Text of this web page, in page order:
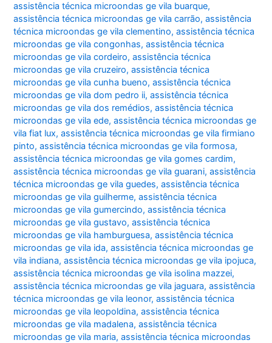
assistência técnica microondas ge vila buarque,
assistência técnica microondas ge vila carrão,assistência
técnica microondas ge vila clementino,assistência técnica
microondas ge vila congonhas,assistência técnica
microondas ge vila cordeiro,assistência técnica
microondas ge vila cruzeiro,assistência técnica
microondas ge vila cunha bueno,assistência técnica
microondas ge vila dom pedro ii,assistência técnica
microondas ge vila dos remédios,assistência técnica
microondas ge vila ede,assistência técnica microondas ge
vila fiat lux,assistência técnica microondas ge vila firmiano
pinto,assistência técnica microondas ge vila formosa,
assistência técnica microondas ge vila gomes cardim,
assistência técnica microondas ge vila guarani,assistência
técnica microondas ge vila guedes,assistência técnica
microondas ge vila guilherme,assistência técnica
microondas ge vila gumercindo,assistência técnica
microondas ge vila gustavo,assistência técnica
microondas ge vila hamburguesa,assistência técnica
microondas ge vila ida,assistência técnica microondas ge
vila indiana,assistência técnica microondas ge vila ipojuca,
assistência técnica microondas ge vila isolina mazzei,
assistência técnica microondas ge vila jaguara,assistência
técnica microondas ge vila leonor,assistência técnica
microondas ge vila leopoldina,assistência técnica
microondas ge vila madalena,assistência técnica
microondas ge vila maria,assistência técnica microondas